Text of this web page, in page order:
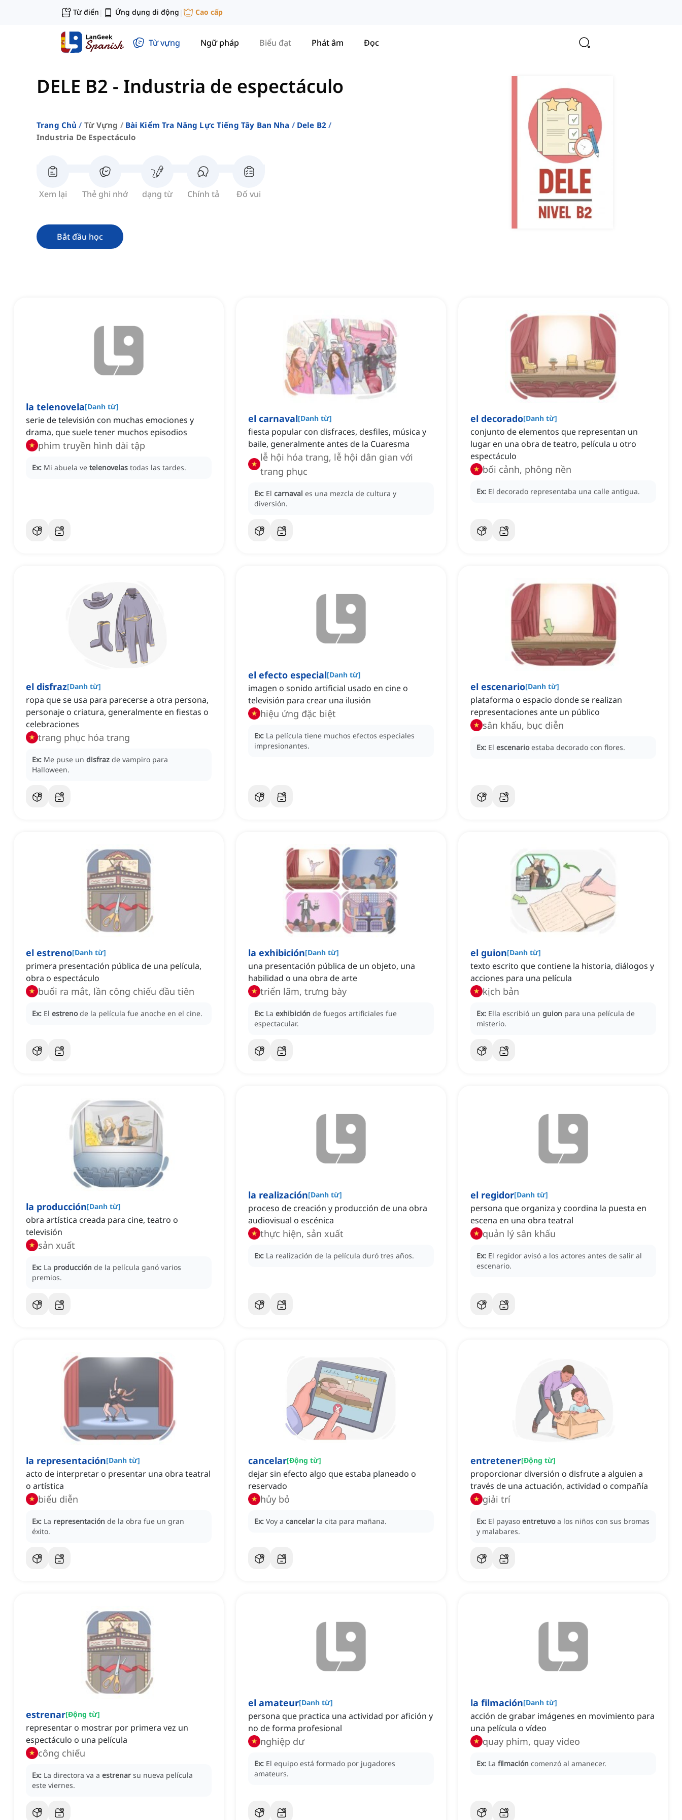
Từ điển | Ứng dụng di động | Cao cấp
Từ vựng Ngữ pháp Biểu đạt Phát âm Đọc
DELE B2 - Industria de espectáculo
Trang Chủ Từ Vựng Bài Kiểm Tra Năng Lực Tiếng Tây Ban Nha
Dele B2
Industria De Espectáculo
Xem lại Thẻ ghi nhớ dạng từ Chính tả Đố vui
Bắt đầu học
la telenovela[Danh từ]
serie de televisión con muchas emociones y
drama, que suele tener muchos episodios
phim truyền hình dài tập
Ex: Mi abuela ve telenovelas todas las tardes.
el carnaval[Danh từ]
fiesta popular con disfraces, desfiles, música y
baile, generalmente antes de la Cuaresma
lễ hội hóa trang, lễ hội dân gian với
trang phục
Ex: El carnaval es una mezcla de cultura y
diversión.
el decorado[Danh từ]
conjunto de elementos que representan un
lugar en una obra de teatro, película u otro
espectáculo
bối cảnh, phông nền
Ex: El decorado representaba una calle antigua.
el disfraz[Danh từ]
ropa que se usa para parecerse a otra persona,
personaje o criatura, generalmente en fiestas o
celebraciones
trang phục hóa trang
Ex: Me puse un disfraz de vampiro para
Halloween.
el efecto especial[Danh từ]
imagen o sonido artificial usado en cine o
televisión para crear una ilusión
hiệu ứng đặc biệt
Ex: La película tiene muchos efectos especiales
impresionantes.
el escenario[Danh từ]
plataforma o espacio donde se realizan
representaciones ante un público
sân khấu, bục diễn
Ex: El escenario estaba decorado con flores.
el estreno[Danh từ]
primera presentación pública de una película,
obra o espectáculo
buổi ra mắt, lần công chiếu đầu tiên
Ex: El estreno de la película fue anoche en el cine.
la exhibición[Danh từ]
una presentación pública de un objeto, una
habilidad o una obra de arte
triển lãm, trưng bày
Ex: La exhibición de fuegos artificiales fue
espectacular.
el guion[Danh từ]
texto escrito que contiene la historia, diálogos y
acciones para una película
kịch bản
Ex: Ella escribió un guion para una película de
misterio.
la producción[Danh từ]
obra artística creada para cine, teatro o
televisión
sản xuất
Ex: La producción de la película ganó varios
premios.
la realización[Danh từ]
proceso de creación y producción de una obra
audiovisual o escénica
thực hiện, sản xuất
Ex: La realización de la película duró tres años.
el regidor[Danh từ]
persona que organiza y coordina la puesta en
escena en una obra teatral
quản lý sân khấu
Ex: El regidor avisó a los actores antes de salir al
escenario.
la representación[Danh từ]
acto de interpretar o presentar una obra teatral
o artística
biểu diễn
Ex: La representación de la obra fue un gran
éxito.
cancelar[Động từ]
dejar sin efecto algo que estaba planeado o
reservado
hủy bỏ
Ex: Voy a cancelar la cita para mañana.
entretener[Động từ]
proporcionar diversión o disfrute a alguien a
través de una actuación, actividad o compañía
giải trí
Ex: El payaso entretuvo a los niños con sus bromas
y malabares.
estrenar[Động từ]
representar o mostrar por primera vez un
espectáculo o una película
công chiếu
Ex: La directora va a estrenar su nueva película
este viernes.
el amateur[Danh từ]
persona que practica una actividad por afición y
no de forma profesional
nghiệp dư
Ex: El equipo está formado por jugadores
amateurs.
la filmación[Danh từ]
acción de grabar imágenes en movimiento para
una película o vídeo
quay phim, quay video
Ex: La filmación comenzó al amanecer.